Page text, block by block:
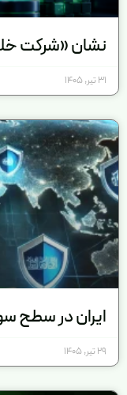
نشان «شرکت
31 تیر, 1405
ایران در سطح
29 تیر, 1405